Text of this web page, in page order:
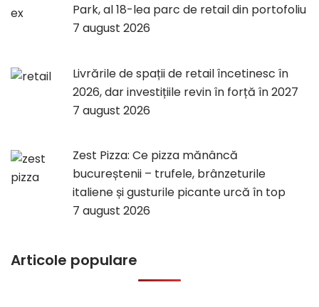
Park, al 18-lea parc de retail din portofoliu
7 august 2026
Livrările de spații de retail încetinesc în
2026, dar investițiile revin în forță în 2027
7 august 2026
Zest Pizza: Ce pizza mănâncă
bucureștenii – trufele, brânzeturile
italiene și gusturile picante urcă în top
7 august 2026
Articole populare